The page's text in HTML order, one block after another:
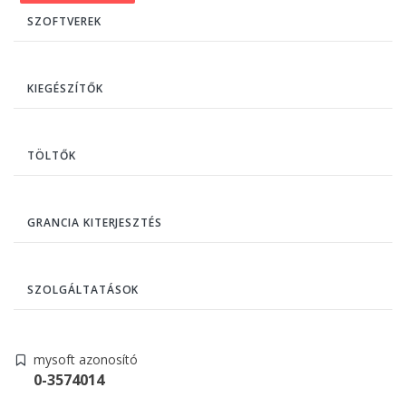
SZOFTVEREK
KIEGÉSZÍTŐK
TÖLTŐK
GRANCIA KITERJESZTÉS
SZOLGÁLTATÁSOK
mysoft azonosító
0-3574014